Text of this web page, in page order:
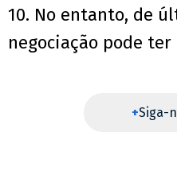
10. No entanto, de
negociação pode
+Siga-